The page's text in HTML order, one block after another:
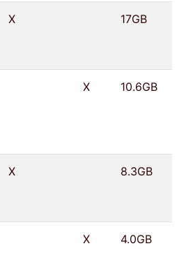
X 17GB
X 10.6GB
X 8.3GB
X 4.0GB